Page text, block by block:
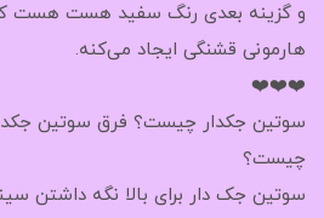
و گزینه بعدی رنگ سفید هست هست
هارمونی قشنگی ایجاد می‌کنه.
❤️❤️❤️
سوتین جکدار چیست؟ فرق سوتین
چیست؟
سوتین جک دار برای بالا نگه داشتن